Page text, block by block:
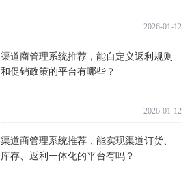
2026-01-12
渠道商管理系统推荐，能自定义返利规则
和促销政策的平台有哪些？
2026-01-12
渠道商管理系统推荐，能实现渠道订货、
库存、返利一体化的平台有吗？